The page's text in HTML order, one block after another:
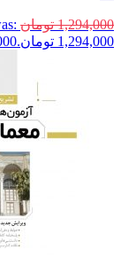
1,294,000 تومان
1,294,000 تومان.